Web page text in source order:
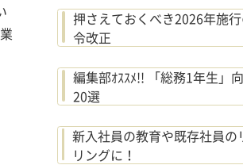
押さえておくべき2026年施
令改正
編集部ｵｽｽﾒ!! 「総務1年生」
20選
新入社員の教育や既存社員の
リングに！